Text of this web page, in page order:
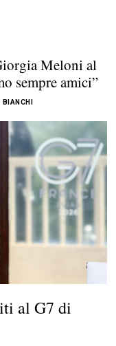
Meloni al
sempre amici”
BIANCHI
al G7 di